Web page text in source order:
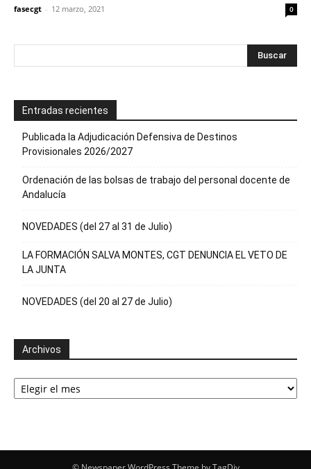
fasecgt - 12 marzo, 2021 0
Entradas recientes
Publicada la Adjudicación Defensiva de Destinos
Provisionales 2026/2027
Ordenación de las bolsas de trabajo del personal docente de
Andalucía
NOVEDADES (del 27 al 31 de Julio)
LA FORMACIÓN SALVA MONTES, CGT DENUNCIA EL VETO DE
LA JUNTA
NOVEDADES (del 20 al 27 de Julio)
Archivos
Archivos